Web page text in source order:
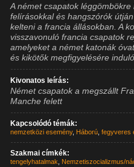
A német csapatok
felírásokkal és hangszórók
kelteni a francia állásokban. A
visszavonuló francia csapatok
amelyeket a német katonák
és kikötők megfigyelésére
Kivonatos leírás:
Német csapatok a megszállt
Manche felett
Kapcsolódó témák:
nemzetközi esemény, Háború ,fegyveres
Szakmai címkék:
tengelyhatalmak
Nemzetiszocializmus/